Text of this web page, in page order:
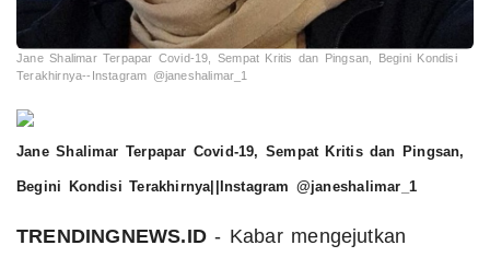
Jane Shalimar Terpapar Covid-19, Sempat Kritis dan Pingsan, Begini Kondisi
Terakhirnya--Instagram @janeshalimar_1
Jane Shalimar Terpapar Covid-19, Sempat Kritis dan Pingsan,
Begini Kondisi Terakhirnya||Instagram @janeshalimar_1
TRENDINGNEWS.ID - Kabar mengejutkan